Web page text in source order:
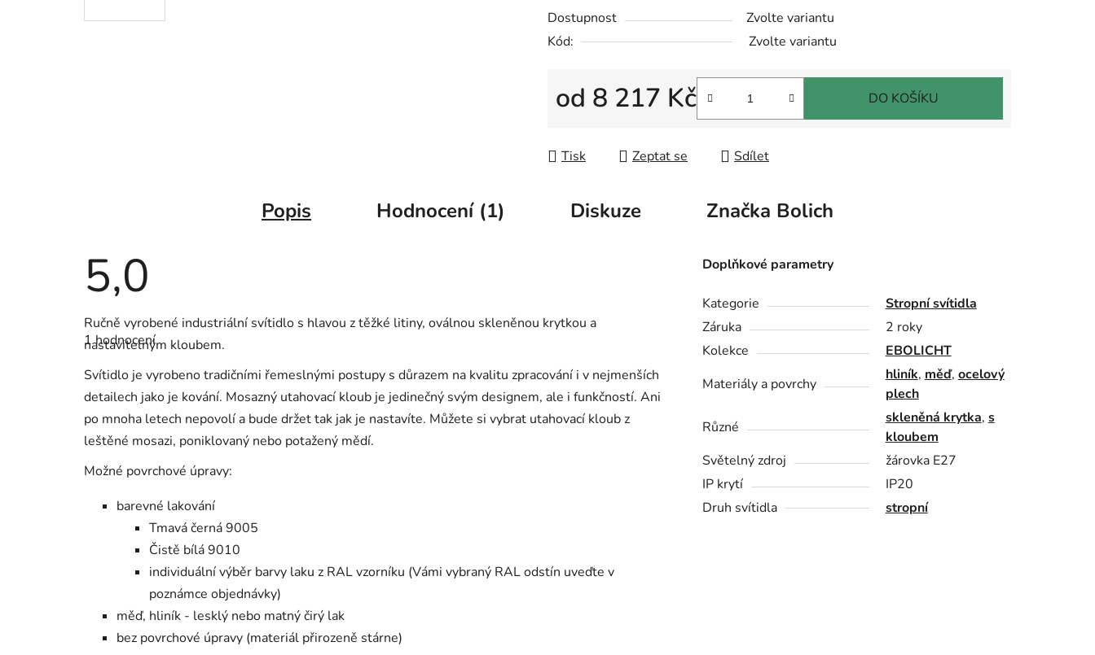
Dostupnost
Zvolte variantu
Kód:
Zvolte variantu
od 8 217 Kč DO KOŠÍKU
Tisk Zeptat se Sdílet
Popis Hodnocení (1) Diskuze Značka Bolich
5,0
Průměrné
hodnocení
produktu
5,0
z
5
hvězdiček.
1 hodnocení
Ručně vyrobené industriální svítidlo s hlavou z těžké litiny, oválnou skleněnou krytkou a
nastavitelným kloubem.
Svítidlo je vyrobeno tradičními řemeslnými postupy s důrazem na kvalitu zpracování i v nejmenších
detailech jako je kování. Mosazný utahovací kloub je jedinečný svým designem, ale i funkčností. Ani
po mnoha letech nepovolí a bude držet tak jak je nastavíte. Můžete si vybrat utahovací kloub z
leštěné mosazi, poniklovaný nebo potažený mědí.
Možné povrchové úpravy:
barevné lakování
Tmavá černá 9005
Čistě bílá 9010
individuální výběr barvy laku z RAL vzorníku (Vámi vybraný RAL odstín uveďte v
poznámce objednávky)
měď, hliník - lesklý nebo matný čirý lak
bez povrchové úpravy (materiál přirozeně stárne)
Doplňkové parametry
Kategorie
Stropní svítidla
Záruka
2 roky
Kolekce
EBOLICHT
Materiály a povrchy
hliník, měď, ocelový
plech
Různé
skleněná krytka, s
kloubem
Světelný zdroj
žárovka E27
IP krytí
IP20
Druh svítidla
stropní